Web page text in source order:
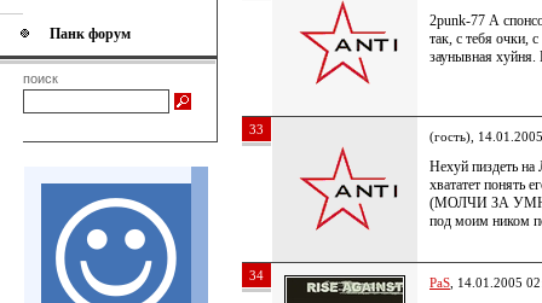
Панк форум
поиск
2punk-77 А
так, с тебя очки,
заунывная
33 (гость),
Нехуй пиздеть на
хвататет понять
(МОЛЧИ ЗА
под моим ником
34 PaS , 14.01.2005